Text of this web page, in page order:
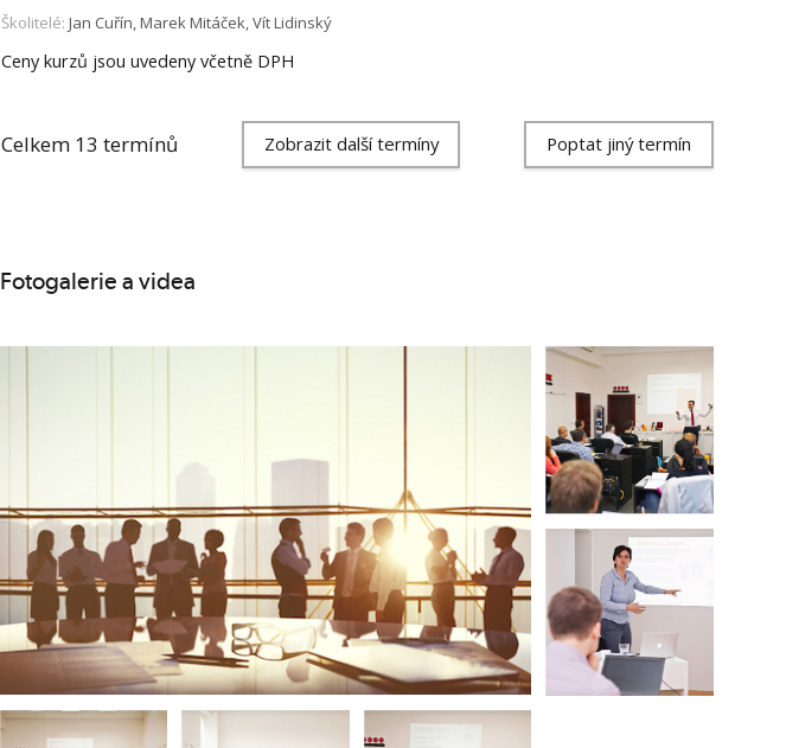
Školitelé: Jan Cuřín, Marek Mitáček, Vít Lidinský
Ceny kurzů jsou uvedeny včetně DPH
Celkem 13 termínů Zobrazit další termíny Poptat jiný termín
Fotogalerie a videa